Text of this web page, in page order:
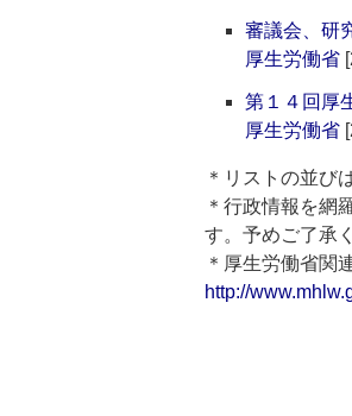
審議会、研
厚生労働省
第１４回厚
厚生労働省
＊リストの並び
＊行政情報を網
す。予めご了承
＊厚生労働省関
http://